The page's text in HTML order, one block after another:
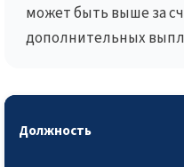
может быть выше за
дополнительных
Должность